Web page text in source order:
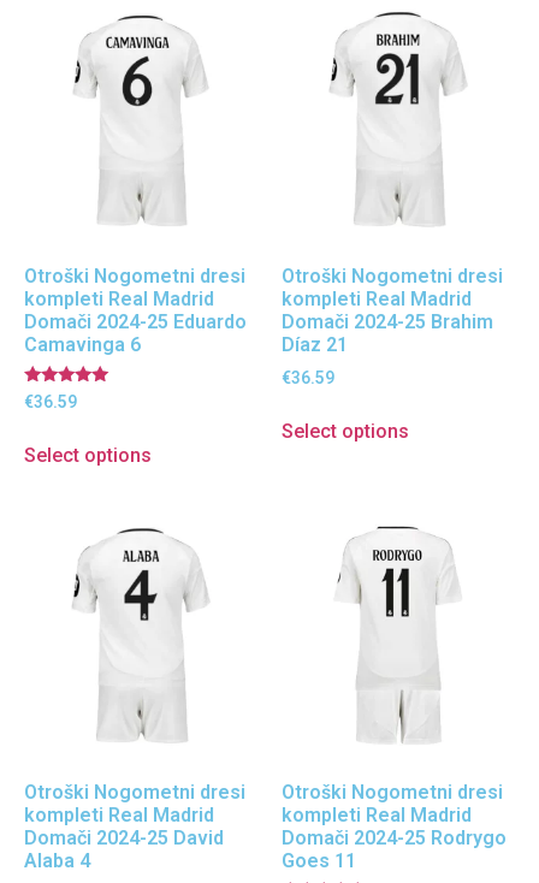
Otroški Nogometni dresi
kompleti Real Madrid
Domači 2024-25 Eduardo
Camavinga 6
Ocenjeno
5.00
€36.59
Select options
Otroški Nogometni dresi
kompleti Real Madrid
Domači 2024-25 Brahim
Díaz 21
€36.59
Select options
Otroški Nogometni dresi
kompleti Real Madrid
Domači 2024-25 David
Alaba 4
Otroški Nogometni dresi
kompleti Real Madrid
Domači 2024-25 Rodrygo
Goes 11